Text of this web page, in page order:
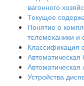
вагонного
Текущее
Понятие о
телемеханики и
Классификация
Автоматическая
Автоматическая
Устройства